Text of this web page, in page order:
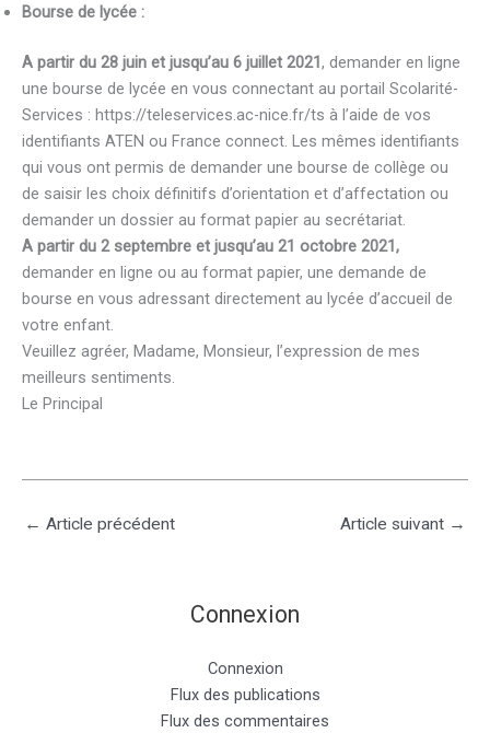
Bourse de lycée :
A partir du 28 juin et jusqu’au 6 juillet 2021, demander en ligne
une bourse de lycée en vous connectant au portail Scolarité-
Services : https://teleservices.ac-nice.fr/ts à l’aide de vos
identifiants ATEN ou France connect. Les mêmes identifiants
qui vous ont permis de demander une bourse de collège ou
de saisir les choix définitifs d’orientation et d’affectation ou
demander un dossier au format papier au secrétariat.
A partir du 2 septembre et jusqu’au 21 octobre 2021,
demander en ligne ou au format papier, une demande de
bourse en vous adressant directement au lycée d’accueil de
votre enfant.
Veuillez agréer, Madame, Monsieur, l’expression de mes
meilleurs sentiments.
Le Principal
← Article précédent Article suivant →
Connexion
Connexion
Flux des publications
Flux des commentaires